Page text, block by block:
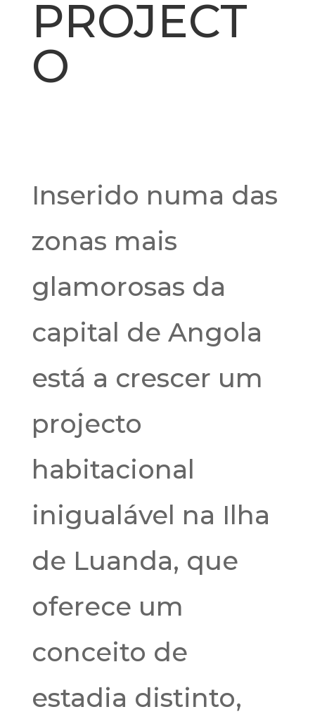
PROJECT
O
Inserido numa das
zonas mais
glamorosas da
capital de Angola
está a crescer um
projecto
habitacional
inigualável na Ilha
de Luanda, que
oferece um
conceito de
estadia distinto,